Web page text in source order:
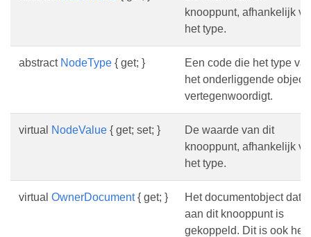
knooppunt, afhankelijk
het type.
abstract NodeType { get; }
Een code die het type
het onderliggende object
vertegenwoordigt.
virtual NodeValue { get; set; }
De waarde van dit
knooppunt, afhankelijk
het type.
virtual OwnerDocument{ get; }
Het documentobject dat
aan dit knooppunt is
gekoppeld. Dit is ook het